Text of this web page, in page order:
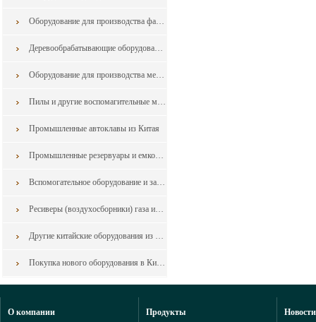
Оборудование для производства фанеры из шпона
Деревообрабатывающие оборудования
Оборудование для производства мебели
Пилы и другие воспомагительные машины для обработки дерева и мебели из Китая
Промышленные автоклавы из Китая
Промышленные резервуары и емкости из китая
Вспомогательное оборудование и запчасти в горной промышленности из Китая
Ресиверы (воздухосборники) газа из Китая
Другие китайские оборудования из Китая
Покупка нового оборудования в Китае: как свести к минимуму риски контракта
О компании
Продукты
Новости